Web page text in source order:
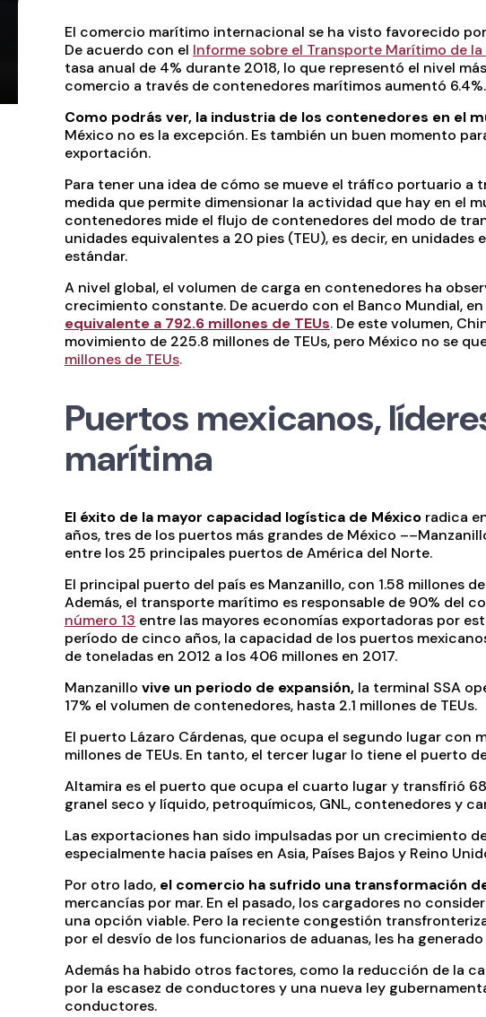
El comercio marítimo internacional se ha visto favorecido
De acuerdo con el Informe sobre el Transporte Marítimo de la
tasa anual de 4% durante 2018, lo que representó el nivel
comercio a través de contenedores marítimos aumentó 6.4%.
Como podrás ver, la industria de los contenedores en el
México no es la excepción. Es también un buen momento
exportación.
Para tener una idea de cómo se mueve el tráfico portuario a
medida que permite dimensionar la actividad que hay en el
contenedores mide el flujo de contenedores del modo de
unidades equivalentes a 20 pies (TEU), es decir, en
estándar.
A nivel global, el volumen de carga en contenedores ha
crecimiento constante. De acuerdo con el Banco Mundial, en
equivalente a 792.6 millones de TEUs. De este volumen,
movimiento de 225.8 millones de TEUs, pero México no se
millones de TEUs.
Puertos mexicanos,
marítima
El éxito de la mayor capacidad logística de México radica
años, tres de los puertos más grandes de México
entre los 25 principales puertos de América del Norte.
El principal puerto del país es Manzanillo, con 1.58 millones
Además, el transporte marítimo es responsable de 90% del
número 13 entre las mayores economías exportadoras por
período de cinco años, la capacidad de los puertos
de toneladas en 2012 a los 406 millones en 2017.
Manzanillo vive un periodo de expansión, la terminal SSA
17% el volumen de contenedores, hasta 2.1 millones de TEUs.
El puerto Lázaro Cárdenas, que ocupa el segundo lugar con
millones de TEUs. En tanto, el tercer lugar lo tiene el puerto
Altamira es el puerto que ocupa el cuarto lugar y transfirió
granel seco y líquido, petroquímicos, GNL, contenedores y
Las exportaciones han sido impulsadas por un crecimiento
especialmente hacia países en Asia, Países Bajos y Reino
Por otro lado, el comercio ha sufrido una transformación
mercancías por mar. En el pasado, los cargadores no
una opción viable. Pero la reciente congestión
por el desvío de los funcionarios de aduanas, les ha
Además ha habido otros factores, como la reducción de la
por la escasez de conductores y una nueva ley
conductores.